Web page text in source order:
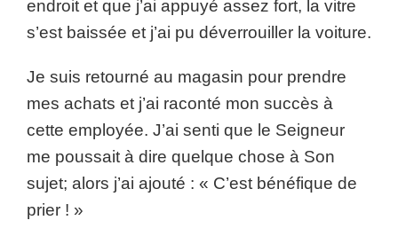
endroit et que j’ai appuyé assez fort, la vitre
s’est baissée et j’ai pu déverrouiller la voiture.
Je suis retourné au magasin pour prendre
mes achats et j’ai raconté mon succès à
cette employée. J’ai senti que le Seigneur
me poussait à dire quelque chose à Son
sujet; alors j’ai ajouté : « C’est bénéfique de
prier ! »